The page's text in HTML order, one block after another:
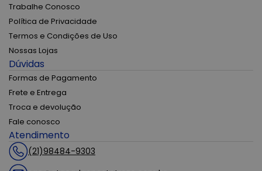
Trabalhe Conosco
Política de Privacidade
Termos e Condições de Uso
Nossas Lojas
Dúvidas
Formas de Pagamento
Frete e Entrega
Troca e devolução
Fale conosco
Atendimento
(21)98484-9303